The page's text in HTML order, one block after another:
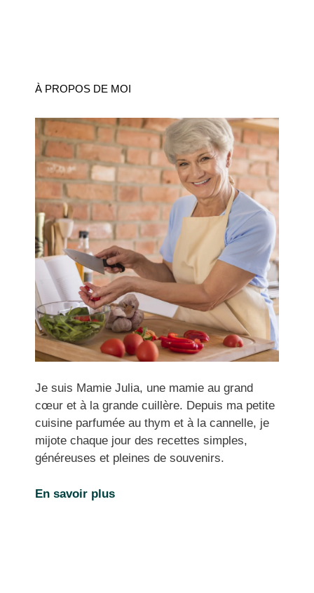
À PROPOS DE MOI
Je suis Mamie Julia, une mamie au grand
cœur et à la grande cuillère. Depuis ma petite
cuisine parfumée au thym et à la cannelle, je
mijote chaque jour des recettes simples,
généreuses et pleines de souvenirs.
En savoir plus